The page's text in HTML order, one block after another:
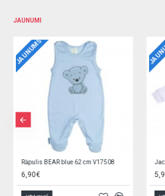
JAUNUMI
JAUNUMS
5,90€